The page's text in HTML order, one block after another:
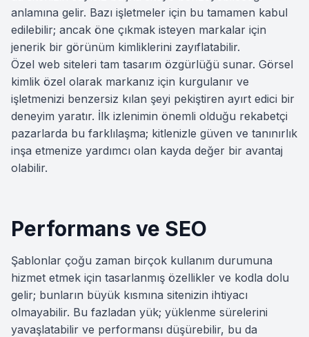
anlamına gelir. Bazı işletmeler için bu tamamen kabul
edilebilir; ancak öne çıkmak isteyen markalar için
jenerik bir görünüm kimliklerini zayıflatabilir.
Özel web siteleri tam tasarım özgürlüğü sunar. Görsel
kimlik özel olarak markanız için kurgulanır ve
işletmenizi benzersiz kılan şeyi pekiştiren ayırt edici bir
deneyim yaratır. İlk izlenimin önemli olduğu rekabetçi
pazarlarda bu farklılaşma; kitlenizle güven ve tanınırlık
inşa etmenize yardımcı olan kayda değer bir avantaj
olabilir.
Performans ve SEO
Şablonlar çoğu zaman birçok kullanım durumuna
hizmet etmek için tasarlanmış özellikler ve kodla dolu
gelir; bunların büyük kısmına sitenizin ihtiyacı
olmayabilir. Bu fazladan yük; yüklenme sürelerini
yavaşlatabilir ve performansı düşürebilir, bu da